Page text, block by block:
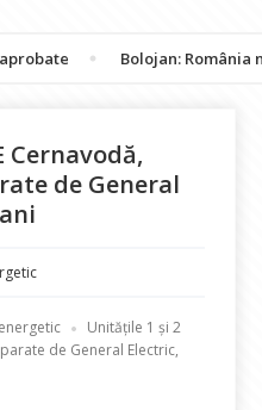
Bolojan: România nu
Cernavodă,
de General
Unitățile 1 și 2
de General Electric,